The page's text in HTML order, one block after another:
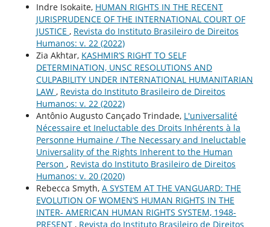
Indre Isokaite, HUMAN RIGHTS IN THE RECENT
JURISPRUDENCE OF THE INTERNATIONAL COURT OF
JUSTICE , Revista do Instituto Brasileiro de Direitos
Humanos: v. 22 (2022)
Zia Akhtar, KASHMIR’S RIGHT TO SELF
DETERMINATION, UNSC RESOLUTIONS AND
CULPABILITY UNDER INTERNATIONAL HUMANITARIAN
LAW , Revista do Instituto Brasileiro de Direitos
Humanos: v. 22 (2022)
Antônio Augusto Cançado Trindade, L'universalité
Nécessaire et Ineluctable des Droits Inhérents à la
Personne Humaine / The Necessary and Ineluctable
Universality of the Rights Inherent to the Human
Person , Revista do Instituto Brasileiro de Direitos
Humanos: v. 20 (2020)
Rebecca Smyth, A SYSTEM AT THE VANGUARD: THE
EVOLUTION OF WOMEN’S HUMAN RIGHTS IN THE
INTER- AMERICAN HUMAN RIGHTS SYSTEM, 1948-
PRESENT , Revista do Instituto Brasileiro de Direitos